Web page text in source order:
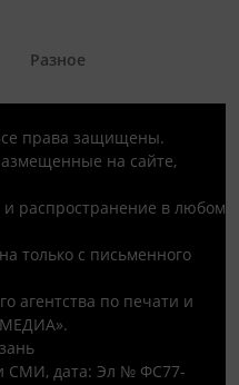
Разное
права защищены.
на сайте,
распространение в любом
только с письменного
агентства по печати и
СМИ, дата: Эл № ФС77-